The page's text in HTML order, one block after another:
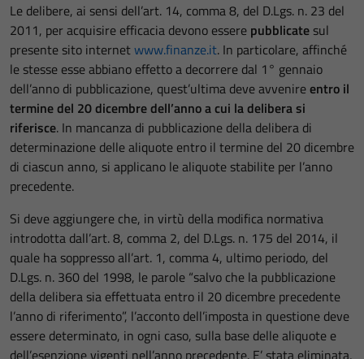
Le delibere, ai sensi dell’art. 14, comma 8, del D.Lgs. n. 23 del
2011, per acquisire efficacia devono essere pubblicate sul
presente sito internetwww.finanze.it. In particolare, affinché
le stesse esse abbiano effetto a decorrere dal 1° gennaio
dell’anno di pubblicazione, quest’ultima deve avvenireentro il
termine del 20 dicembre dell’anno a cui la delibera si
riferisce. In mancanza di pubblicazione della delibera di
determinazione delle aliquote entro il termine del 20 dicembre
di ciascun anno, si applicano le aliquote stabilite per l’anno
precedente.
Si deve aggiungere che, in virtù della modifica normativa
introdotta dall’art. 8, comma 2, del D.Lgs. n. 175 del 2014, il
quale ha soppresso all’art. 1, comma 4, ultimo periodo, del
D.Lgs. n. 360 del 1998, le parole “salvo che la pubblicazione
della delibera sia effettuata entro il 20 dicembre precedente
l’anno di riferimento”, l’acconto dell’imposta in questione deve
essere determinato, in ogni caso, sulla base delle aliquote e
dell’esenzione vigenti nell’anno precedente. E’ stata eliminata,